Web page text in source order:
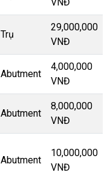
Trụ
29,000,000
VNĐ
Abutment
4,000,000
VNĐ
Abutment
8,000,000
VNĐ
Abutment
10,000,000
VNĐ